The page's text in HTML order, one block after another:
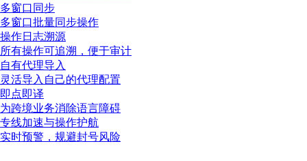
多窗口同步
多窗口批量同步操作
操作日志溯源
所有操作可追溯，便于审计
自有代理导入
灵活导入自己的代理配置
即点即译
为跨境业务消除语言障碍
专线加速与操作护航
实时预警，规避封号风险